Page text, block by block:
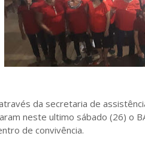
da secretaria de
neste ultimo sábado (26) o
de convivência.